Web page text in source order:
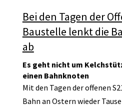
Bei den Tagen der
Baustelle lenkt die
ab
Es geht nicht um
einen Bahnknoten
Mit den Tagen der offenen
Bahn an Ostern wieder